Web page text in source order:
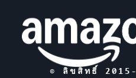
© ลิขสิทธิ์ 2015-